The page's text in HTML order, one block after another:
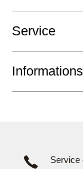
Service
Informations
Service